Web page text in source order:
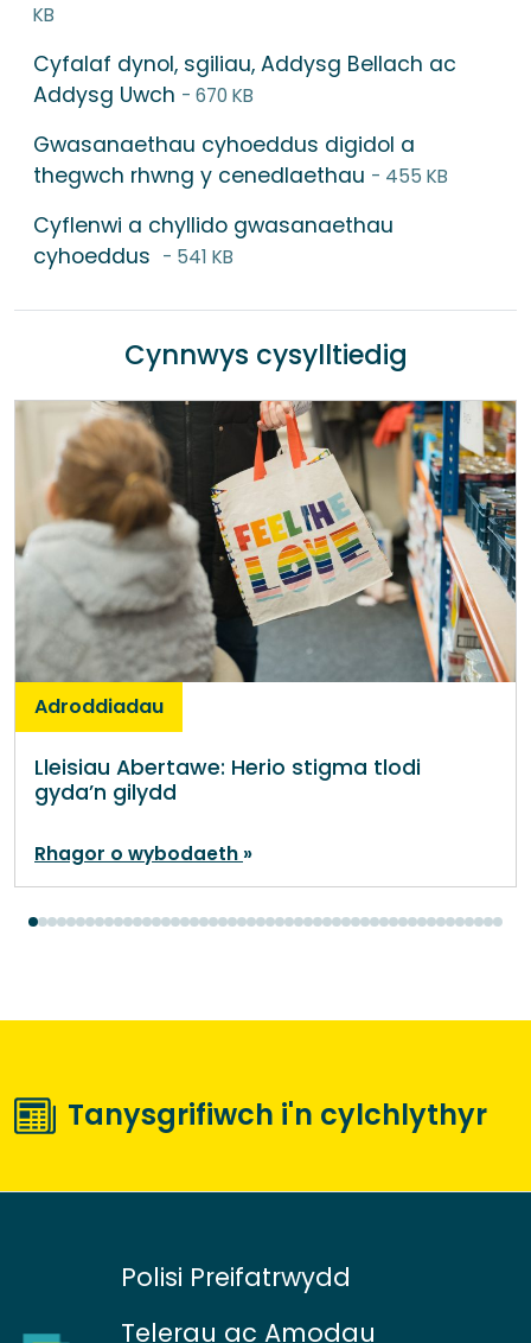
KB
Cyfalaf dynol, sgiliau, Addysg Bellach ac
Addysg Uwch - 670 KB
Gwasanaethau cyhoeddus digidol a
thegwch rhwng y cenedlaethau - 455 KB
Cyflenwi a chyllido gwasanaethau
cyhoeddus - 541 KB
Cynnwys cysylltiedig
Adroddiadau
Lleisiau Abertawe: Herio stigma tlodi
gyda’n gilydd
Rhagor o wybodaeth
Tanysgrifiwch i'n cylchlythyr
Polisi Preifatrwydd
Telerau ac Amodau